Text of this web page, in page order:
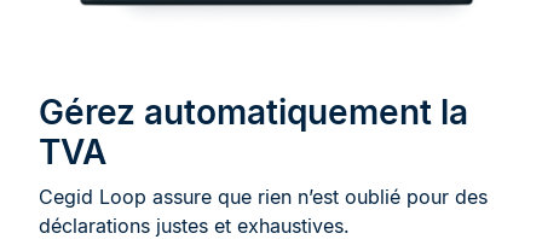
Gérez automatiquement la
TVA
Cegid Loop assure que rien n’est oublié pour des
déclarations justes et exhaustives.